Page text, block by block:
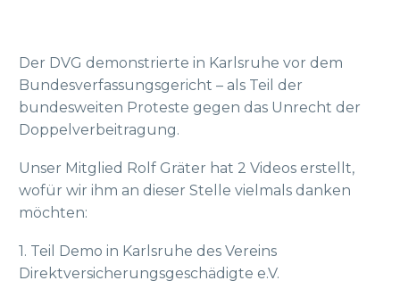
Der DVG demonstrierte in Karlsruhe vor dem
Bundesverfassungsgericht – als Teil der
bundesweiten Proteste gegen das Unrecht der
Doppelverbeitragung.
Unser Mitglied Rolf Gräter hat 2 Videos erstellt,
wofür wir ihm an dieser Stelle vielmals danken
möchten:
1. Teil Demo in Karlsruhe des Vereins
Direktversicherungsgeschädigte e.V.